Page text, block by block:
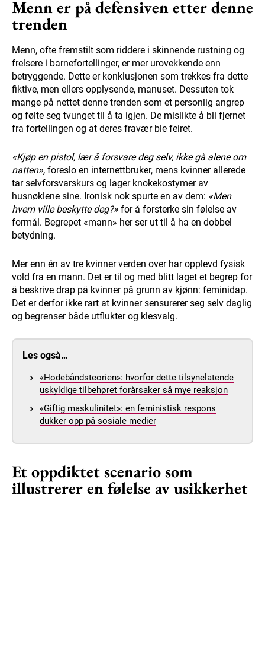
Menn er på defensiven etter denne
trenden
Menn, ofte fremstilt som riddere i skinnende rustning og
frelsere i barnefortellinger, er mer urovekkende enn
betryggende. Dette er konklusjonen som trekkes fra dette
fiktive, men ellers opplysende, manuset. Dessuten tok
mange på nettet denne trenden som et personlig angrep
og følte seg tvunget til å ta igjen. De mislikte å bli fjernet
fra fortellingen og at deres fravær ble feiret.
«Kjøp en pistol, lær å forsvare deg selv, ikke gå alene om
natten», foreslo en internettbruker, mens kvinner allerede
tar selvforsvarskurs og lager knokekostymer av
husnøklene sine. Ironisk nok spurte en av dem: «Men
hvem ville beskytte deg?» for å forsterke sin følelse av
formål. Begrepet «mann» her ser ut til å ha en dobbel
betydning.
Mer enn én av tre kvinner verden over har opplevd fysisk
vold fra en mann. Det er til og med blitt laget et begrep for
å beskrive drap på kvinner på grunn av kjønn: feminidap.
Det er derfor ikke rart at kvinner sensurerer seg selv daglig
og begrenser både utflukter og klesvalg.
Les også…
«Hodebåndsteorien»: hvorfor dette tilsynelatende
uskyldige tilbehøret forårsaker så mye reaksjon
«Giftig maskulinitet»: en feministisk respons
dukker opp på sosiale medier
Et oppdiktet scenario som
illustrerer en følelse av usikkerhet